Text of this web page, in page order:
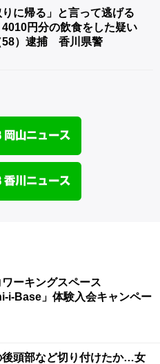
りに帰る」と言って逃げる
4010円分の飲食をした疑い
58）逮捕 香川県警
ーキングスペース
i-Base」体験入会キャンペー
後頭部など切り付けたか…女